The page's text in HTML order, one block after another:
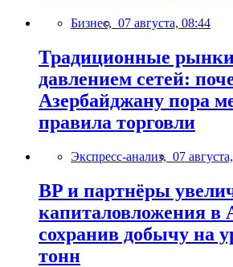
Бизнес, 07 августа, 08:44
Традиционные
давлением сетей:
Азербайджану пора
правила торговли
Экспресс-анализ, 07
BP и партнёры
капиталовложения в
сохранив добычу на
тонн